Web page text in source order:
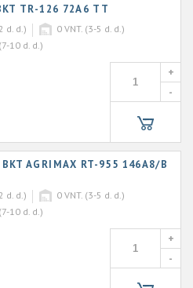
TR-126 72A6 TT
d. d.) 0 VNT. (3-5 d. d.)
10 d. d.)
+
-
AGRIMAX RT-955 146A8/B
d. d.) 0 VNT. (3-5 d. d.)
10 d. d.)
+
-